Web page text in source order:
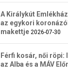
A Királykút
az egykori
makettje 2026-07-30
Férfi kosár, női
az Alba és a MÁV